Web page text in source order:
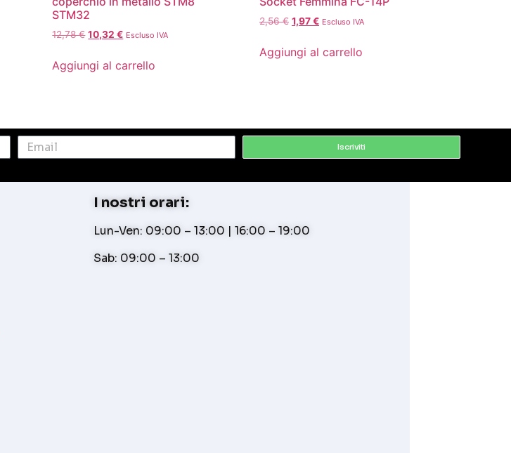
STM32
12,78€ 10,32€ Escluso IVA
Aggiungi al carrello
2,56€ 1,97€ Escluso IVA
Aggiungi al carrello
Iscriviti
I nostri orari:
Lun-Ven: 09:00 – 13:00 | 16:00 – 19:00
Sab: 09:00 – 13:00